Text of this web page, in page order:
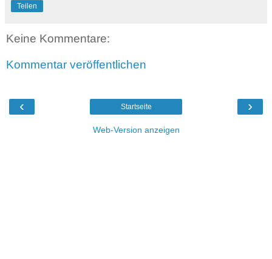
Teilen
Keine Kommentare:
Kommentar veröffentlichen
‹ ›
Startseite
Web-Version anzeigen